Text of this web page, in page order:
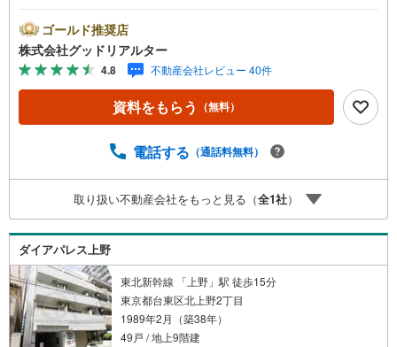
介です。投資用マンションを購入する際、最大のリスクは
空室リスクです。利回りがいくら高かろうとも、空室が続
いてしまえば、絵に描いた餅になってしまいます。弊社で
ご紹介するマンションは、人気エリアのお薦め物件はもち
ろんのこと、エリアのニーズに合った人気のお部屋等、賃
貸営業経験スタッフの培ってきた知識と経験を基に物件を
ての対策はお任せください。掲載されている物件は、弊社
い合わせください。※記載賃料等の収入や利回りは、将来に
わたり、得られることを保証するものではありません。※賃
料等については、賃貸中のものについては現在の賃料等
で、空室または所有者居住中等のものについては、周辺の
賃料相場に基づき、満室時を想定して表示しています。
ゴールド推奨店
株式会社グッドリアルター
4.8 不動産会社レビュー 40件
資料をもらう （無料）
電話する （通話料無料）
取り扱い不動産会社をもっと見る（全1社）
ダイアパレス上野
東北新幹線 「上野」駅 徒歩15分
東京都台東区北上野2丁目
1989年2月（築38年）
49戸 / 地上9階建